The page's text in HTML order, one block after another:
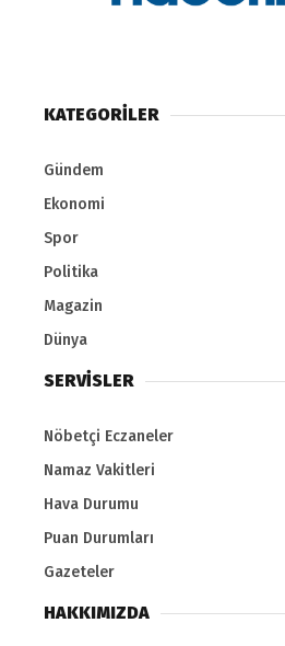
KATEGORİLER
Gündem
Ekonomi
Spor
Politika
Magazin
Dünya
SERVİSLER
Nöbetçi Eczaneler
Namaz Vakitleri
Hava Durumu
Puan Durumları
Gazeteler
HAKKIMIZDA